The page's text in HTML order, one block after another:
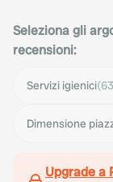
Seleziona gli
recensioni:
Servizi igienici
Dimensione
Upgrade a